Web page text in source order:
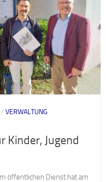
/ VERWALTUNG
Kinder, Jugend
öffentlichen Dienst hat am